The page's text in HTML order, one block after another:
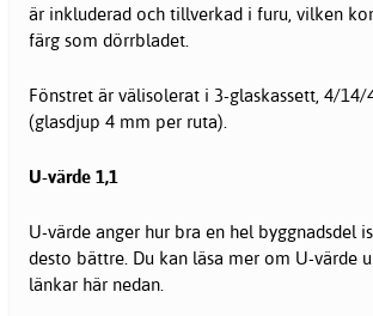
är inkluderad och tillverkad i furu, vilken
färg som dörrbladet.
Fönstret är välisolerat i 3-glaskassett, 4/
(glasdjup 4 mm per ruta).
U-värde 1,1
U-värde anger hur bra en hel byggnadsdel
desto bättre. Du kan läsa mer om U-värde
länkar här nedan.